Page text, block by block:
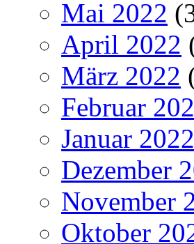
Mai 2022
April 2022
März 2022
Februar
Januar 2022
Dezember
November
Oktober